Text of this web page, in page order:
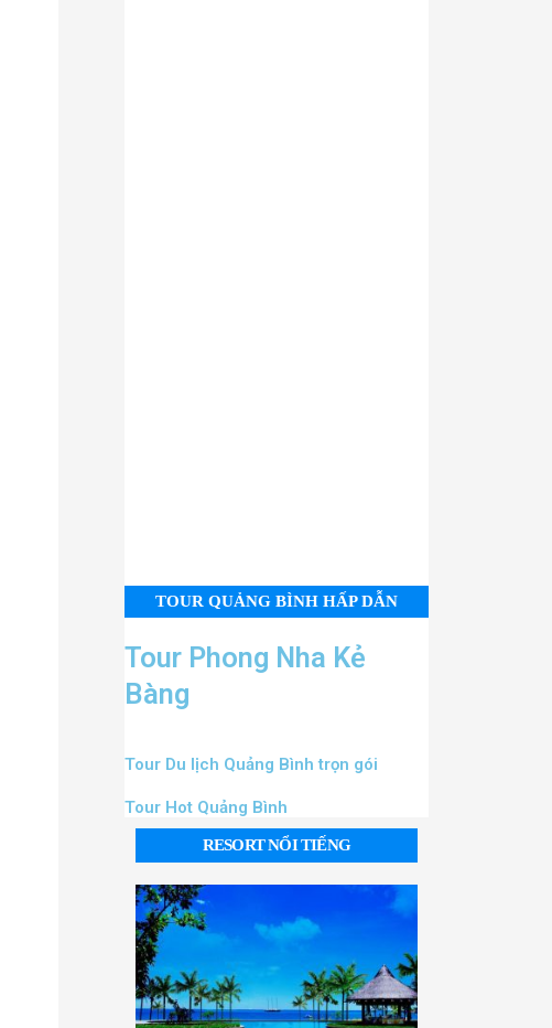
TOUR QUẢNG BÌNH HẤP DẪN
Tour Phong Nha Kẻ
Bàng
Tour Du lịch Quảng Bình trọn gói
Tour Hot Quảng Bình
RESORT NỔI TIẾNG